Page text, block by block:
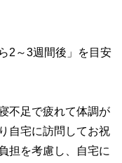
2～3週間後」を目安
不足で疲れて体調が
自宅に訪問してお祝
担を考慮し、自宅に